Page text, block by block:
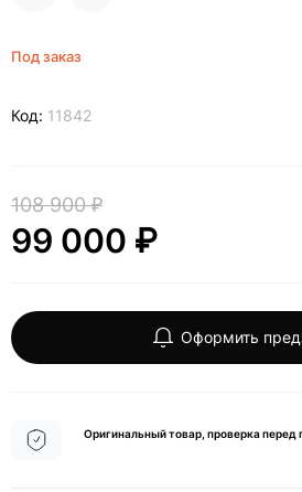
Под заказ
Код: 11842
108 900 ₽
99 000 ₽
Оформить
Оригинальный товар, проверка перед